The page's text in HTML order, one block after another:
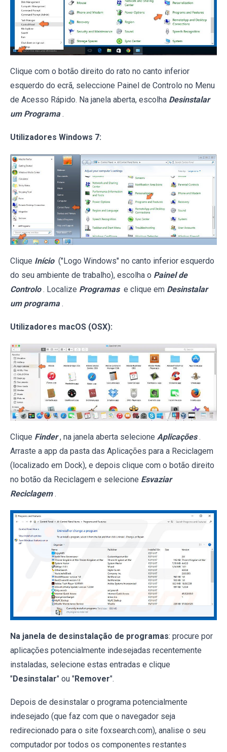
Clique com o botão direito do rato no canto inferior
esquerdo do ecrã, seleccione Painel de Controlo no Menu
de Acesso Rápido. Na janela aberta, escolha Desinstalar
um Programa .
Utilizadores Windows 7:
Clique Início ("Logo Windows" no canto inferior esquerdo
do seu ambiente de trabalho), escolha o Painel de
Controlo . Localize Programas e clique em Desinstalar
um programa .
Utilizadores macOS (OSX):
Clique Finder , na janela aberta selecione Aplicações .
Arraste a app da pasta das Aplicações para a Reciclagem
(localizado em Dock), e depois clique com o botão direito
no botão da Reciclagem e selecione Esvaziar
Reciclagem .
Na janela de desinstalação de programas: procure por
aplicações potencialmente indesejadas recentemente
instaladas, selecione estas entradas e clique
"Desinstalar" ou "Remover".
Depois de desinstalar o programa potencialmente
indesejado (que faz com que o navegador seja
redirecionado para o site foxsearch.com), analise o seu
computador por todos os componentes restantes